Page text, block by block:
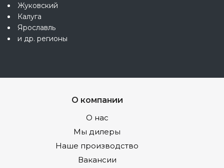
Жуковский
Калуга
Ярославль
и др. регионы
О компании
О нас
Мы дилеры
Наше производство
Вакансии